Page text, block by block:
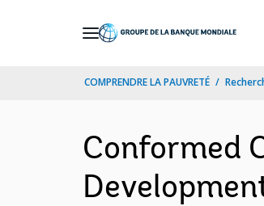
COMPRENDRE LA PAUVRETÉ
Conformed